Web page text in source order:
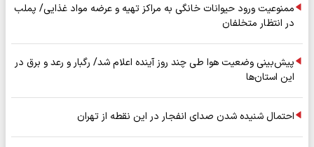
ممنوعیت ورود حیوانات خانگی به مراکز تهیه و عرضه مواد غذایی/ پملب
در انتظار متخلفان
پیش‌بینی وضعیت هوا طی چند روز آینده اعلام شد/ رگبار و رعد و برق در
این استان‌ها
احتمال شنیده شدن صدای انفجار در این نقطه از تهران